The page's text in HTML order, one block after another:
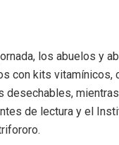
los abuelos y
con kits vitamínicos,
desechables,
de lectura y el